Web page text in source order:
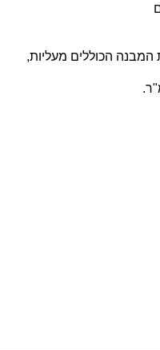
הכוללים מעליות,